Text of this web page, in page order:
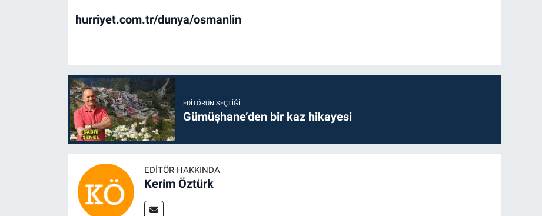
hurriyet.com.tr/dunya/osmanlin
EDITÖRÜN SEÇTIĞI
Gümüşhane’den bir kaz hikayesi
EDITÖR HAKKINDA
Kerim Öztürk